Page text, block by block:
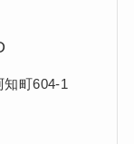
知町604-1